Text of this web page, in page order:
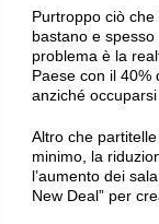
Purtroppo ciò
bastano e
problema è la
Paese con il 40%
anziché occuparsi
Altro che
minimo, la
l’aumento dei
New Deal” per